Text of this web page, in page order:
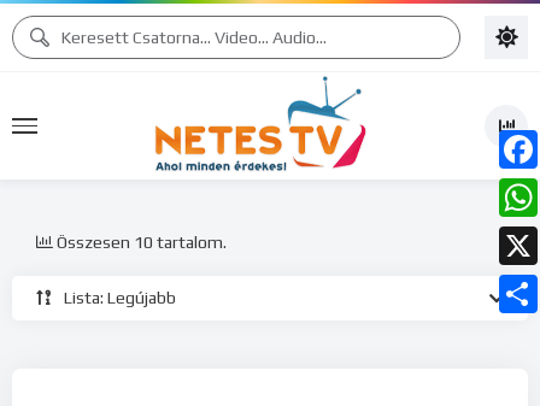
Lista: Legújabb
Összesen 10 tartalom.
X